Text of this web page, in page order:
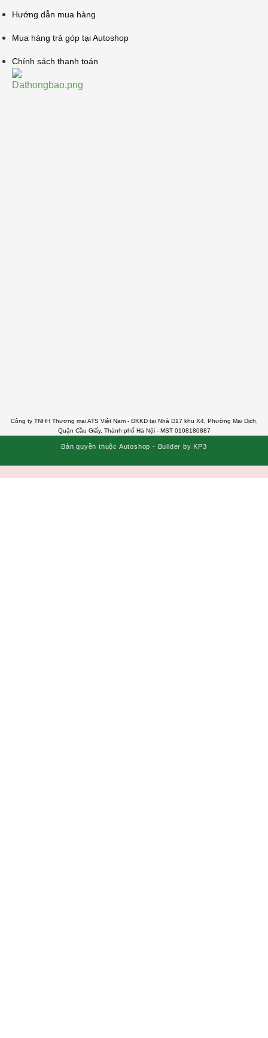
Hướng dẫn mua hàng
Mua hàng trả góp tại Autoshop
Chính sách thanh toán
Công ty TNHH Thương mại ATS Việt Nam - ĐKKD tại Nhà D17 khu X4, Phường Mai Dịch,
Quận Cầu Giấy, Thành phố Hà Nội - MST 0108180887
Bản quyền thuộc Autoshop - Builder by KP3